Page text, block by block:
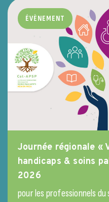
ÉVÈNEMENT
Journée régionale «
handicaps & soins
2026
pour les professionnels